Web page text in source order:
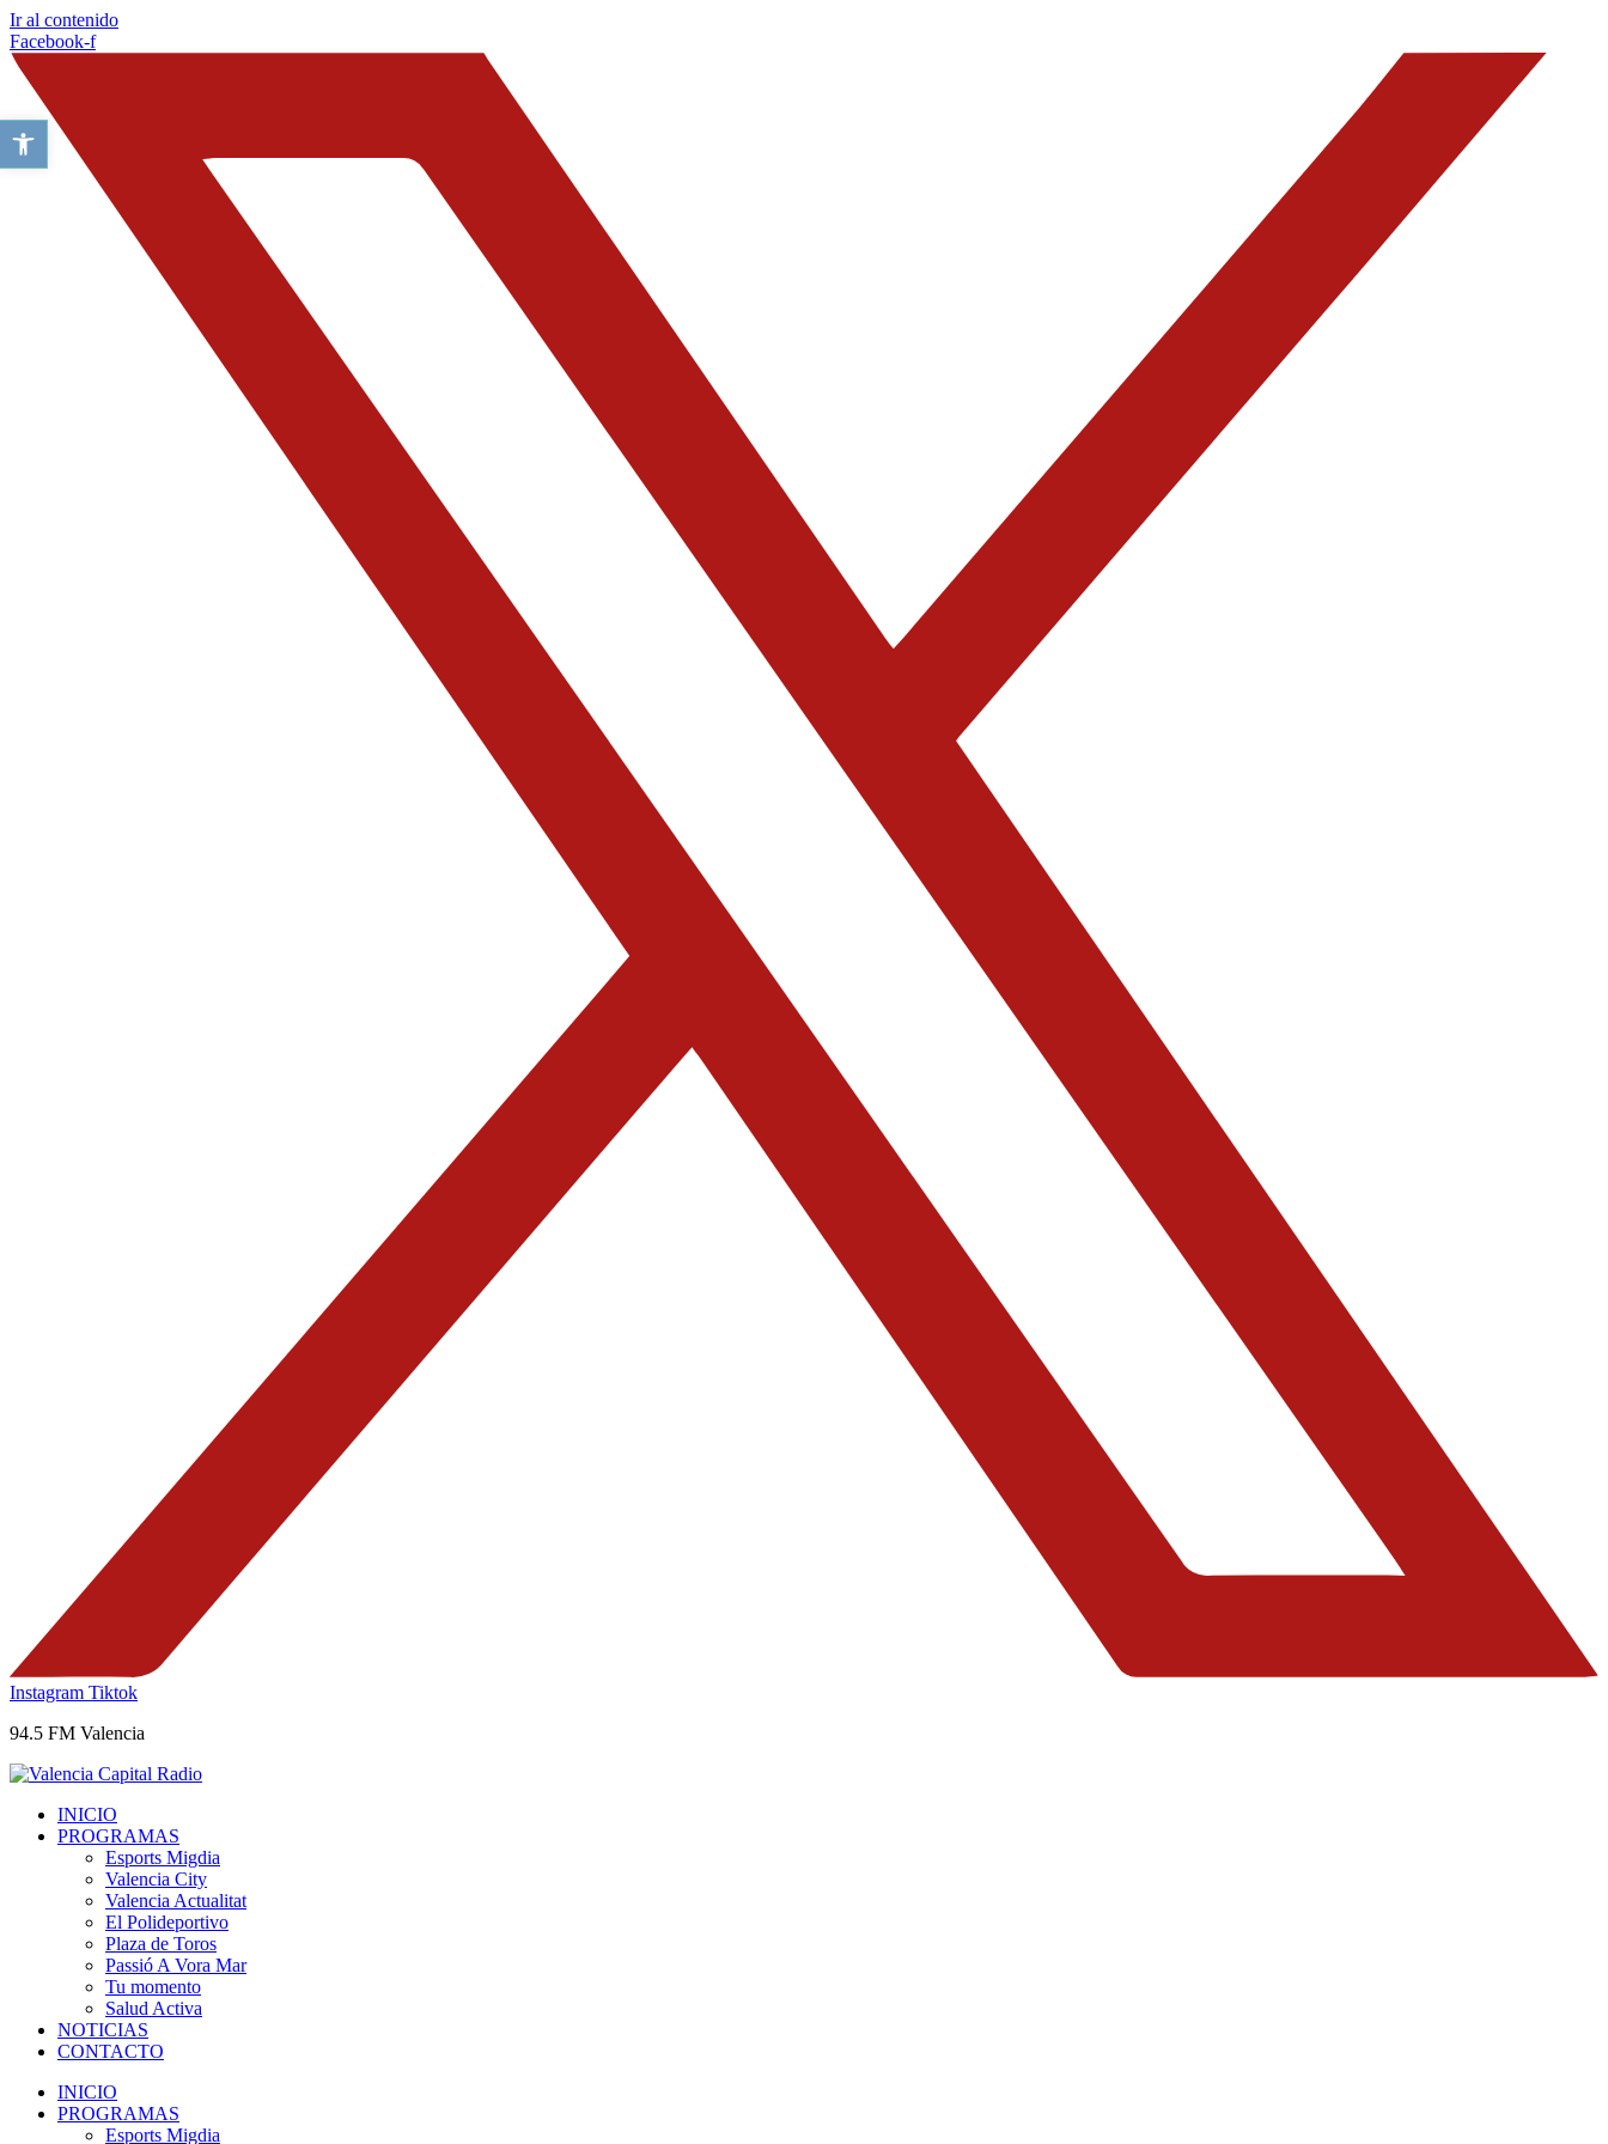
Ir al contenido
Facebook-f
Instagram Tiktok
94.5 FM Valencia
INICIO
PROGRAMAS
Esports Migdia
Valencia City
Valencia Actualitat
El Polideportivo
Plaza de Toros
Passió A Vora Mar
Tu momento
Salud Activa
NOTICIAS
CONTACTO
INICIO
PROGRAMAS
Esports Migdia
Abrir barra de herramientas